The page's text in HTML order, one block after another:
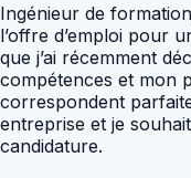
Ingénieur de
l’offre d’emploi pour
que j’ai récemment
compétences et mon
correspondent
entreprise et je
candidature.